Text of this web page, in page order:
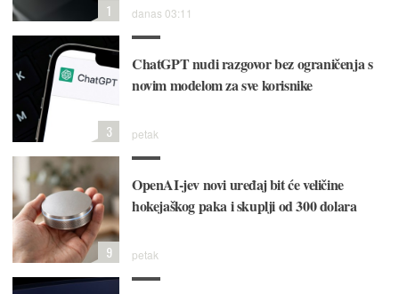
danas 03:11
1
ChatGPT nudi razgovor bez ograničenja s
novim modelom za sve korisnike
petak
3
OpenAI-jev novi uređaj bit će veličine
hokejaškog paka i skuplji od 300 dolara
petak
9